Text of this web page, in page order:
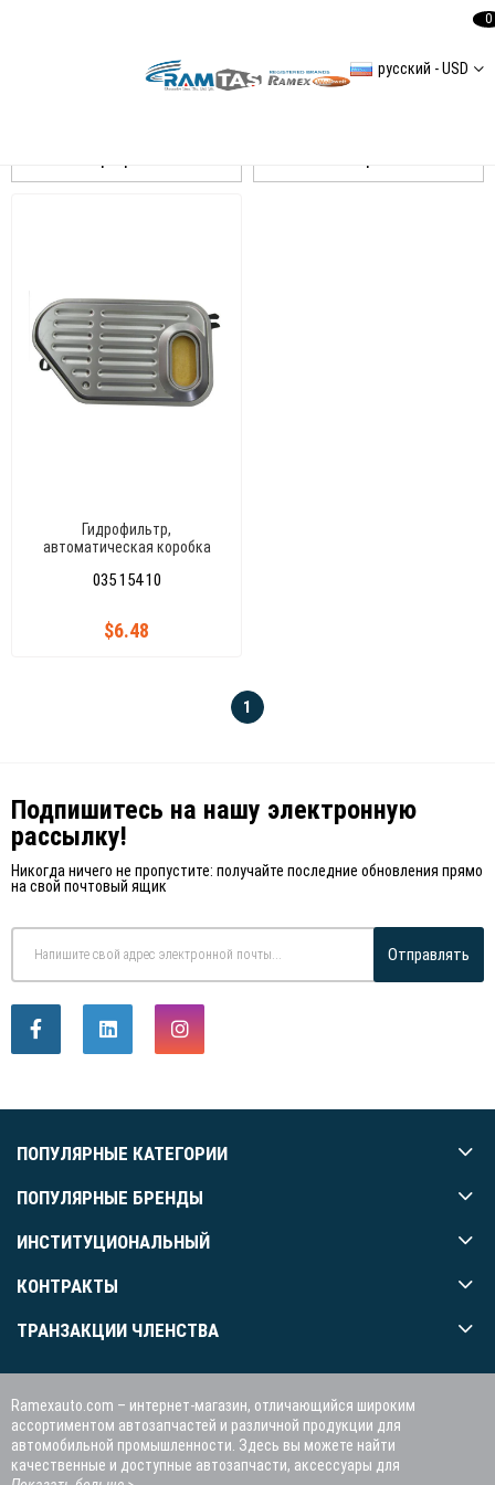
русский - USD
0
Гидрофильтр,
автоматическая коробка
PASSAT (5-ступенчатая)
035 154 10
$6.48
1
Подпишитесь на нашу электронную
рассылку!
Никогда ничего не пропустите: получайте последние обновления прямо
на свой почтовый ящик
Отправлять
ПОПУЛЯРНЫЕ КАТЕГОРИИ
ПОПУЛЯРНЫЕ БРЕНДЫ
ИНСТИТУЦИОНАЛЬНЫЙ
КОНТРАКТЫ
ТРАНЗАКЦИИ ЧЛЕНСТВА
Ramexauto.com – интернет-магазин, отличающийся широким
ассортиментом автозапчастей и различной продукции для
автомобильной промышленности. Здесь вы можете найти
качественные и доступные автозапчасти, аксессуары для